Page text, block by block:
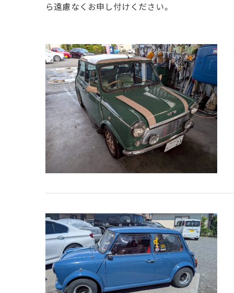
ら遠慮なくお申し付けください。